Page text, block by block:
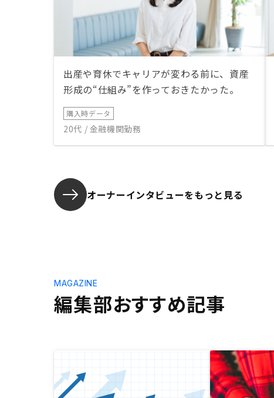
出産や育休でキャリアが変わる前に、資産
形成の“仕組み”を作っておきたかった。
購入時データ
20代 / 金融機関勤務
オーナーインタビューをもっと見る
編集部おすすめ記事
MAGAZINE